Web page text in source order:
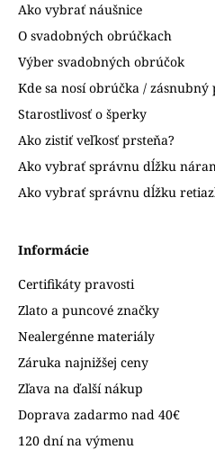
Ako vybrať náušnice
O svadobných obrúčkach
Výber svadobných obrúčok
Kde sa nosí obrúčka / zásnubný
Starostlivosť o šperky
Ako zistiť veľkosť prsteňa?
Ako vybrať správnu dĺžku
Ako vybrať správnu dĺžku
Informácie
Certifikáty pravosti
Zlato a puncové značky
Nealergénne materiály
Záruka najnižšej ceny
Zľava na ďalší nákup
Doprava zadarmo nad 40€
120 dní na výmenu